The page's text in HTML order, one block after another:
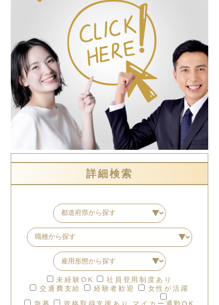
詳細検索
未経験OK
社員登用制度あり
交通費支給
経験者歓迎
女性が活躍